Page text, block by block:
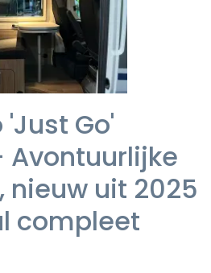
'Just Go'
nieuw uit 2025
compleet